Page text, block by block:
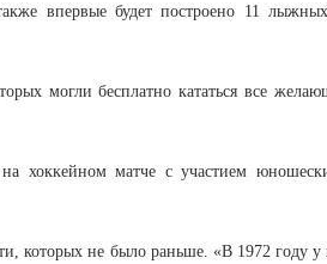
впервые будет построено 11
могли бесплатно кататься все
хоккейном матче с участием
которых не было раньше. «В 1972 году у